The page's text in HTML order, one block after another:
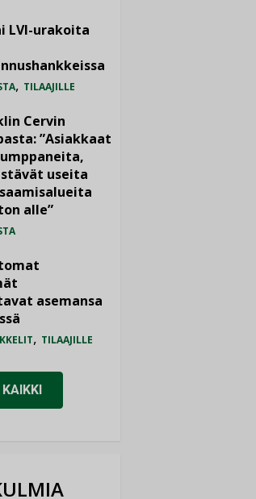
LVI-urakoita
, TILAAJILLE
Cervin
”Asiakkaat
useita
alle”
asemansa
, TILAAJILLE